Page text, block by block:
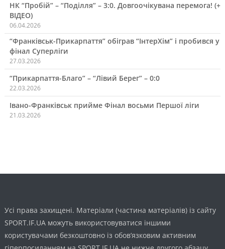
НК “Пробій” – “Поділля” – 3:0. Довгоочікувана перемога! (+
ВІДЕО)
06.04.2026
“Франківськ-Прикарпаття” обіграв “ІнтерХім” і пробився у
фінал Суперліги
27.03.2026
“Прикарпаття-Благо” – “Лівий Берег” – 0:0
22.03.2026
Івано-Франківськ прийме Фінал восьми Першої ліги
21.03.2026
Усі права захищені. Матеріали (частина матеріалів) із сайту
SPORT.IF.UA можуть використовуватися іншими
користувачами безкоштовно із обов’язковим активним